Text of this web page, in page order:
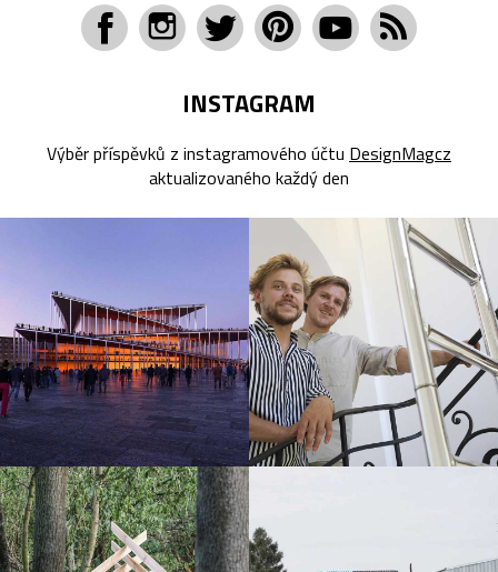
INSTAGRAM
Výběr příspěvků z instagramového účtu DesignMagcz
aktualizovaného každý den